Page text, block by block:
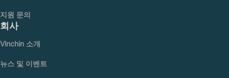
지원 문의
회사
Vinchin 소개
뉴스 및 이벤트